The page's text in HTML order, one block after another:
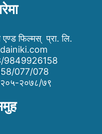
एण्ड फिल्मस् प्रा. लि.
9849926158
077/078
२०७८/७९